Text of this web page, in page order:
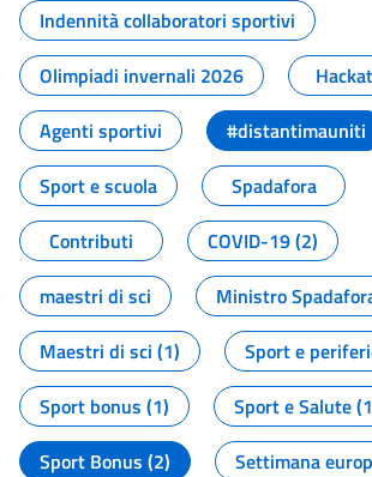
Indennità collaboratori sportivi
Olimpiadi invernali 2026
Agenti sportivi
#distantimauniti
Sport e scuola
Spadafora
Contributi
COVID-19 (2)
maestri di sci
Ministro
Maestri di sci (1)
Sport e
Sport bonus (1)
Sport e Salute
Sport Bonus (2)
Settimana